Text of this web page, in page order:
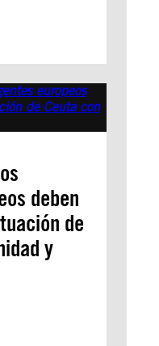
deben
de
y